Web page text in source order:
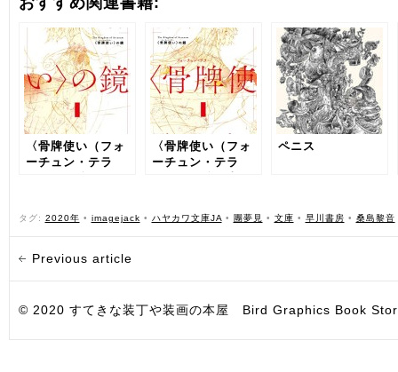
〈骨牌使い（フォ
ーチュン・テラ
〈骨牌使い（フォ
ーチュン・テラ
ペニス
タグ: 2020年 • imagejack • ハヤカワ文庫JA • 團夢見 • 文庫 • 早川書房 • 桑島黎音
Previous article
© 2020 すてきな装丁や装画の本屋 Bird Graphics Book